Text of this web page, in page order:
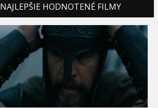
NAJLEPŠIE HODNOTENÉ FILMY